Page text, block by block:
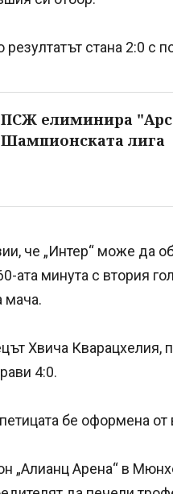
стана 2:0 с
ПСЖ елиминира
Шампионската лига
че „Интер“ може да
ата минута с втория
мача.
Хвича Кварацхелия,
4:0.
бе оформена
„Алианц Арена“ в